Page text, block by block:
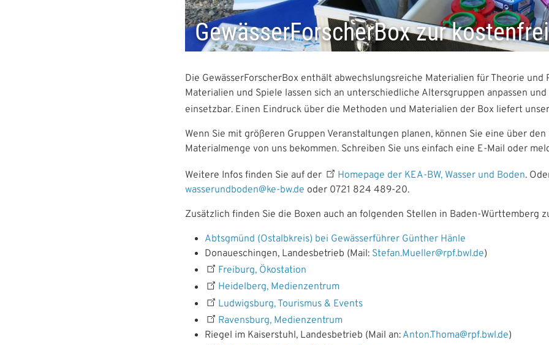
t
i
o
n
GewässerForscherBox zur
Die GewässerForscherBox enthält abwechslungsreiche Materialien für Theorie und
Materialien und Spiele lassen sich an unterschiedliche Altersgruppen anpassen
einsetzbar. Einen Eindruck über die Methoden und Materialien der Box liefert
Wenn Sie mit größeren Gruppen Veranstaltungen planen, können Sie eine über
Materialmenge von uns bekommen. Schreiben Sie uns einfach eine E-Mail oder
Weitere Infos finden Sie auf der Homepage der KEA-BW, Wasser und Boden.
wasserundboden@ke-bw.de oder 0721 824 489-20.
Zusätzlich finden Sie die Boxen auch an folgenden Stellen in Baden-Württemberg
Abtsgmünd (Ostalbkreis) bei Gewässerführer Günther Hänle
Donaueschingen, Landesbetrieb (Mail: Stefan.Mueller@rpf.bwl.de)
Freiburg, Ökostation
Heidelberg, Medienzentrum
Ludwigsburg, Tourismus & Events
Ravensburg, Medienzentrum
Riegel im Kaiserstuhl, Landesbetrieb (Mail an: Anton.Thoma@rpf.bwl.de)